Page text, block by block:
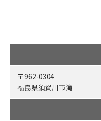
〒962-0304
福島県須賀川市滝